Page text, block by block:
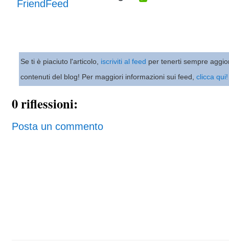
Se ti è piaciuto l'articolo, iscriviti al feed per tenerti sempre
contenuti del blog! Per maggiori informazioni sui feed, clicca qui!
0 riflessioni:
Posta un commento